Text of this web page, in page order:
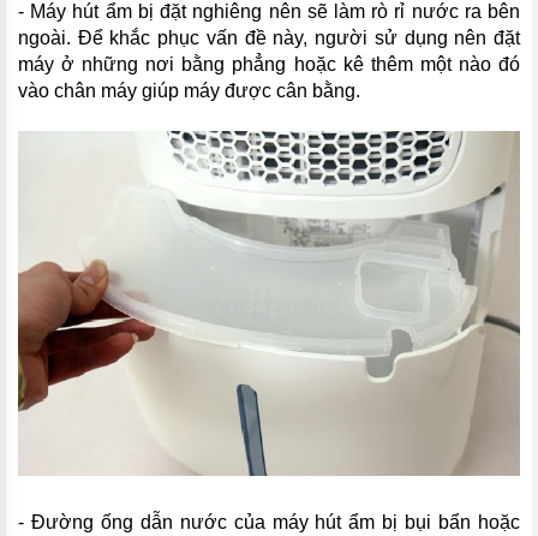
- Máy hút ẩm bị đặt nghiêng nên sẽ làm rò rỉ nước ra bên
ngoài. Để khắc phục vấn đề này, người sử dụng nên đặt
máy ở những nơi bằng phẳng hoặc kê thêm một nào đó
vào chân máy giúp máy được cân bằng.
- Đường ống dẫn nước của máy hút ẩm bị bụi bẩn hoặc